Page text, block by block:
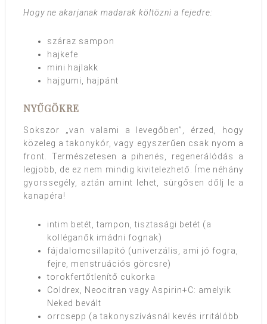
Hogy ne akarjanak madarak költözni a fejedre:
száraz sampon
hajkefe
mini hajlakk
hajgumi, hajpánt
NYŰGÖKRE
Sokszor „van valami a levegőben”, érzed, hogy
közeleg a takonykór, vagy egyszerűen csak nyom a
front. Természetesen a pihenés, regenerálódás a
legjobb, de ez nem mindig kivitelezhető. Íme néhány
gyorssegély, aztán amint lehet, sürgősen dőlj le a
kanapéra!
intim betét, tampon, tisztasági betét (a
kolléganők imádni fognak)
fájdalomcsillapító (univerzális, ami jó fogra,
fejre, menstruációs görcsre)
torokfertőtlenítő cukorka
Coldrex, Neocitran vagy Aspirin+C: amelyik
Neked bevált
orrcsepp (a takonyszívásnál kevés irritálóbb